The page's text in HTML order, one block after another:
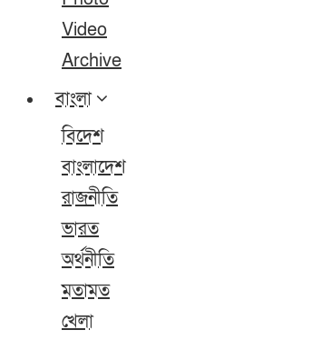
Video
Archive
বাংলা
বিদেশ
বাংলাদেশ
রাজনীতি
ভারত
অর্থনীতি
মতামত
খেলা